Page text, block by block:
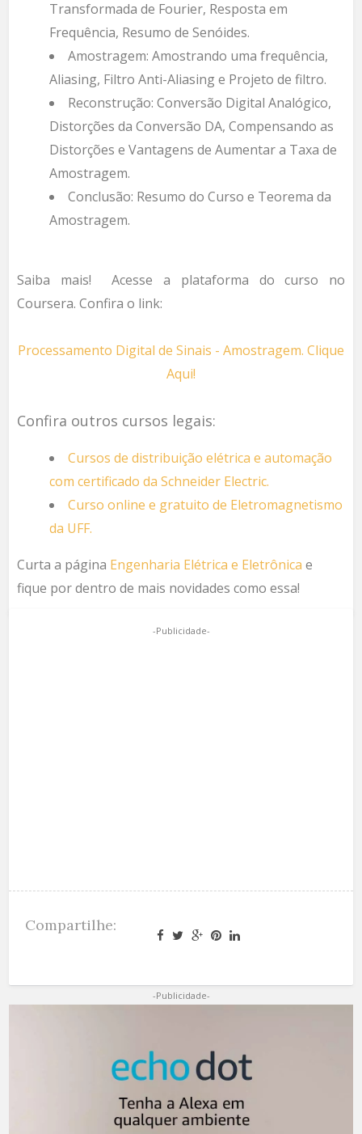
Transformada de Fourier, Resposta em
Frequência, Resumo de Senóides.
Amostragem: Amostrando uma frequência,
Aliasing, Filtro Anti-Aliasing e Projeto de filtro.
Reconstrução: Conversão Digital Analógico,
Distorções da Conversão DA, Compensando as
Distorções e Vantagens de Aumentar a Taxa de
Amostragem.
Conclusão: Resumo do Curso e Teorema da
Amostragem.
Saiba mais! Acesse a plataforma do curso no
Coursera. Confira o link:
Processamento Digital de Sinais - Amostragem. Clique
Aqui!
Confira outros cursos legais:
Cursos de distribuição elétrica e automação
com certificado da Schneider Electric.
Curso online e gratuito de Eletromagnetismo
da UFF.
Curta a página Engenharia Elétrica e Eletrônica e
fique por dentro de mais novidades como essa!
-Publicidade-
Compartilhe:
-Publicidade-